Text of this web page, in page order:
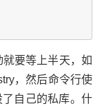
要等上半天，如
，然后命令行使
自己的私库。什